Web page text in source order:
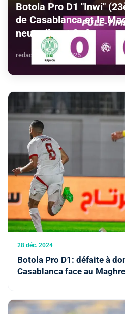
Botola Pro D1 "Inwi"
de Casablanca et le
neutralisent 0 -0
redaction 28 févr. 2025
28 déc. 2024
Botola Pro D1: défaite à
Casablanca face au